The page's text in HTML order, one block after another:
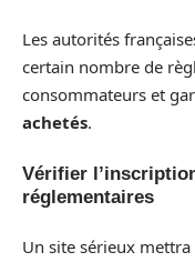
Les autorités
certain nombre de
consommateurs et
achetés.
Vérifier
réglementaires
Un site sérieux mettra